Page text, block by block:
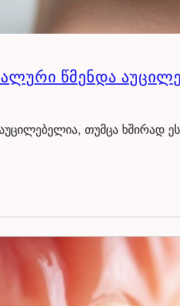
ᲬᲛᲔᲜᲓᲐ
თუმცა ხშირად